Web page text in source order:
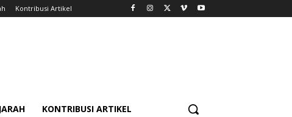
Kontribusi Artikel
KONTRIBUSI ARTIKEL